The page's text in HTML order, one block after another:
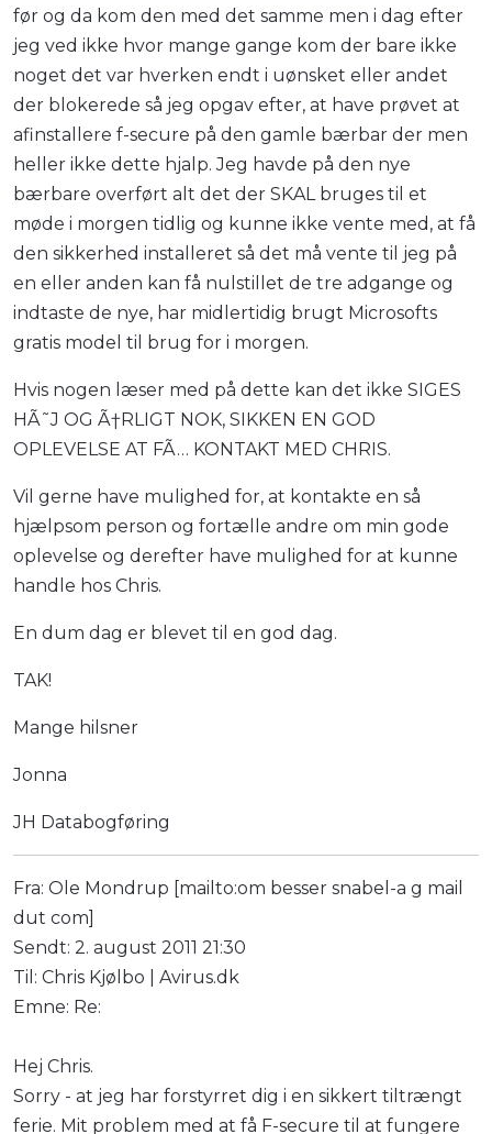
før og da kom den med det samme men i dag efter
jeg ved ikke hvor mange gange kom der bare ikke
noget det var hverken endt i uønsket eller andet
der blokerede så jeg opgav efter, at have prøvet at
afinstallere f-secure på den gamle bærbar der men
heller ikke dette hjalp. Jeg havde på den nye
bærbare overført alt det der SKAL bruges til et
møde i morgen tidlig og kunne ikke vente med, at få
den sikkerhed installeret så det må vente til jeg på
en eller anden kan få nulstillet de tre adgange og
indtaste de nye, har midlertidig brugt Microsofts
gratis model til brug for i morgen.
Hvis nogen læser med på dette kan det ikke SIGES
HÃ˜J OG Ã†RLIGT NOK, SIKKEN EN GOD
OPLEVELSE AT FÃ… KONTAKT MED CHRIS.
Vil gerne have mulighed for, at kontakte en så
hjælpsom person og fortælle andre om min gode
oplevelse og derefter have mulighed for at kunne
handle hos Chris.
En dum dag er blevet til en god dag.
TAK!
Mange hilsner
Jonna
JH Databogføring
Fra: Ole Mondrup [mailto:om besser snabel-a g mail
dut com]
Sendt: 2. august 2011 21:30
Til: Chris Kjølbo | Avirus.dk
Emne: Re:
Hej Chris.
Sorry - at jeg har forstyrret dig i en sikkert tiltrængt
ferie. Mit problem med at få F-secure til at fungere